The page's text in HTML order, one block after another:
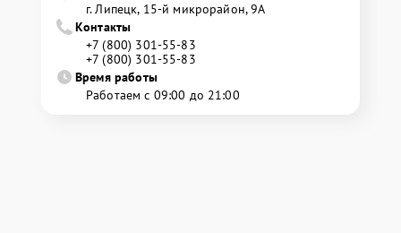
г. Липецк, 15-й микрорайон, 9А
Контакты
+7 (800) 301-55-83
+7 (800) 301-55-83
Время работы
Работаем с 09:00 до 21:00